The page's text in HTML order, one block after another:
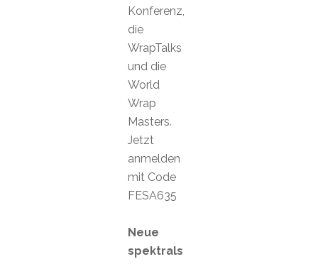
Konferenz,
die
WrapTalks
und die
World
Wrap
Masters.
Jetzt
anmelden
mit Code
FESA635
Neue
spektrals